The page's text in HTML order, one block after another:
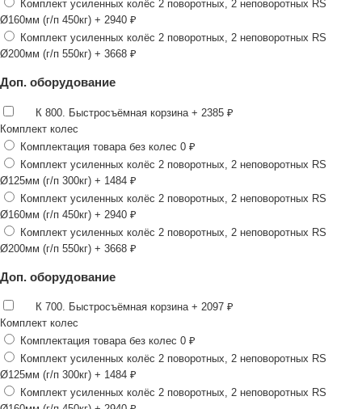
Комплект усиленных колёс 2 поворотных, 2 неповоротных RS
Ø160мм (г/п 450кг) + 2940 ₽
Комплект усиленных колёс 2 поворотных, 2 неповоротных RS
Ø200мм (г/п 550кг) + 3668 ₽
Доп. оборудование
К 800. Быстросъёмная корзина + 2385 ₽
Комплект колес
Комплектация товара без колес 0 ₽
Комплект усиленных колёс 2 поворотных, 2 неповоротных RS
Ø125мм (г/п 300кг) + 1484 ₽
Комплект усиленных колёс 2 поворотных, 2 неповоротных RS
Ø160мм (г/п 450кг) + 2940 ₽
Комплект усиленных колёс 2 поворотных, 2 неповоротных RS
Ø200мм (г/п 550кг) + 3668 ₽
Доп. оборудование
К 700. Быстросъёмная корзина + 2097 ₽
Комплект колес
Комплектация товара без колес 0 ₽
Комплект усиленных колёс 2 поворотных, 2 неповоротных RS
Ø125мм (г/п 300кг) + 1484 ₽
Комплект усиленных колёс 2 поворотных, 2 неповоротных RS